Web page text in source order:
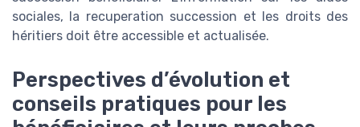
sociales, la recuperation succession et les droits des
héritiers doit être accessible et actualisée.
Perspectives d’évolution et
conseils pratiques pour les